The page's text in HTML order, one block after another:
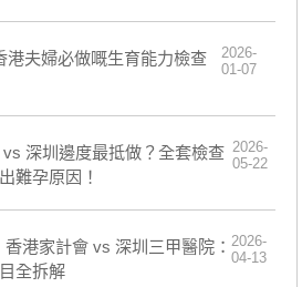
港夫婦必做嘅生育能力檢查
2026-
01-07
深圳邊度最抵做？全套檢查
難孕原因！
2026-
05-22
香港家計會 vs 深圳三甲醫院：
全拆解
2026-
04-13